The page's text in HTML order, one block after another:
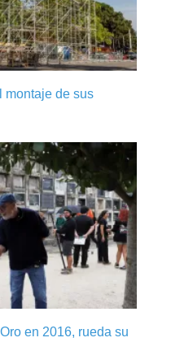
montaje de sus
en 2016, rueda su